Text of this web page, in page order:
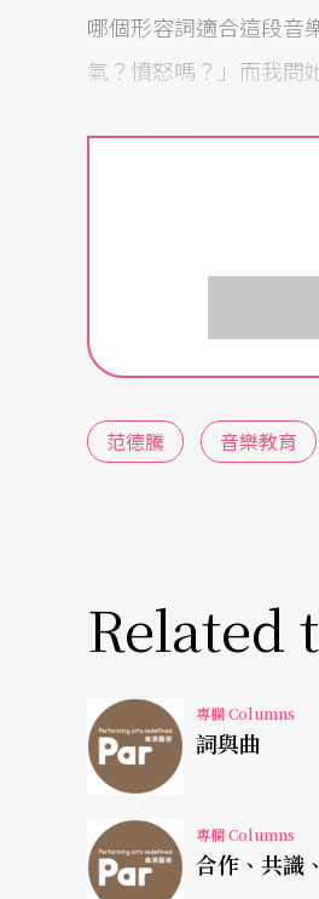
哪個形容詞適合這段音
氣？憤怒嗎？」而我問
鳥兒下蛋了！！！！！
檸檬下蛋了！嗯～或
當爸爸了！我的小女
晚問我：「牠們會生
上個星期，當我發現一
時，我太太不在家，我
一個小時之後，我到學
顆蛋！」我看到她的笑
「什麼？」
「哪一隻？」
「什麼時候？」
范德騰 音樂教育
Related
專欄 Columns
詞與曲
專欄 Columns
合作、共識